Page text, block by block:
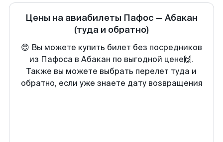
Цены на авиабилеты Пафос — Абакан
(туда и обратно)
😍 Вы можете купить билет без посредников
из Пафоса в Абакан по выгодной цене🙌.
Также вы можете выбрать перелет туда и
обратно, если уже знаете дату возвращения